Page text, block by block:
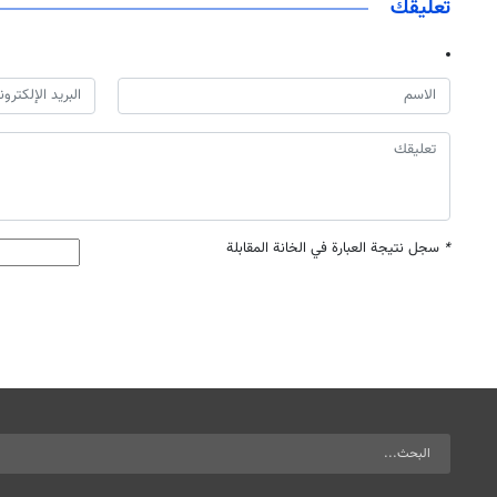
تعليقك
* سجل نتيجة العبارة في الخانة المقابلة